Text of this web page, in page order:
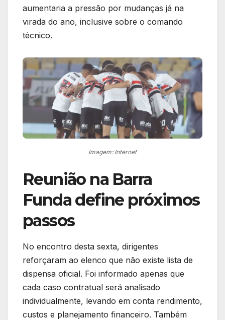
aumentaria a pressão por mudanças já na
virada do ano, inclusive sobre o comando
técnico.
Imagem: Internet
Reunião na Barra
Funda define próximos
passos
No encontro desta sexta, dirigentes
reforçaram ao elenco que não existe lista de
dispensa oficial. Foi informado apenas que
cada caso contratual será analisado
individualmente, levando em conta rendimento,
custos e planejamento financeiro. Também